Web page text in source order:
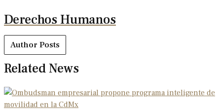
Derechos Humanos
Author Posts
Related News